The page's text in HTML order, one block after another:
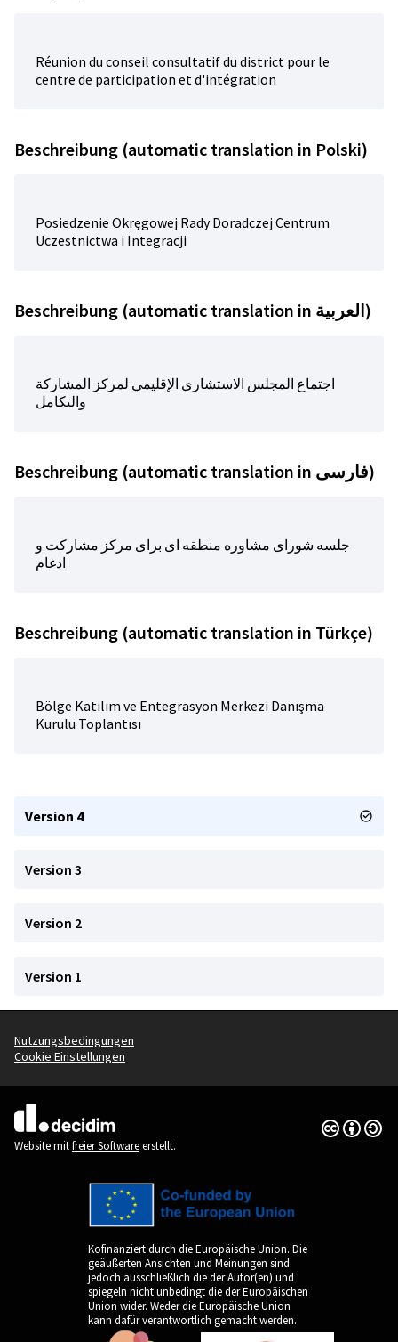
Réunion du conseil consultatif du district pour le
centre de participation et d'intégration
Beschreibung (automatic translation in Polski)
Posiedzenie Okręgowej Rady Doradczej Centrum
Uczestnictwa i Integracji
Beschreibung (automatic translation in العربية)
اجتماع المجلس الاستشاري الإقليمي لمركز المشاركة
والتكامل
Beschreibung (automatic translation in فارسی)
جلسه شورای مشاوره منطقه ای برای مرکز مشارکت و
ادغام
Beschreibung (automatic translation in Türkçe)
Bölge Katılım ve Entegrasyon Merkezi Danışma
Kurulu Toplantısı
Version 4
Version 3
Version 2
Version 1
Nutzungsbedingungen
Cookie Einstellungen
(Externer Link)
Website mitfreier Softwareerstellt.
Creative
(Externer
Kofinanziert durch die Europäische Union. Die
geäußerten Ansichten und Meinungen sind
jedoch ausschließlich die der Autor(en) und
spiegeln nicht unbedingt die der Europäischen
Union wider. Weder die Europäische Union
kann dafür verantwortlich gemacht werden.